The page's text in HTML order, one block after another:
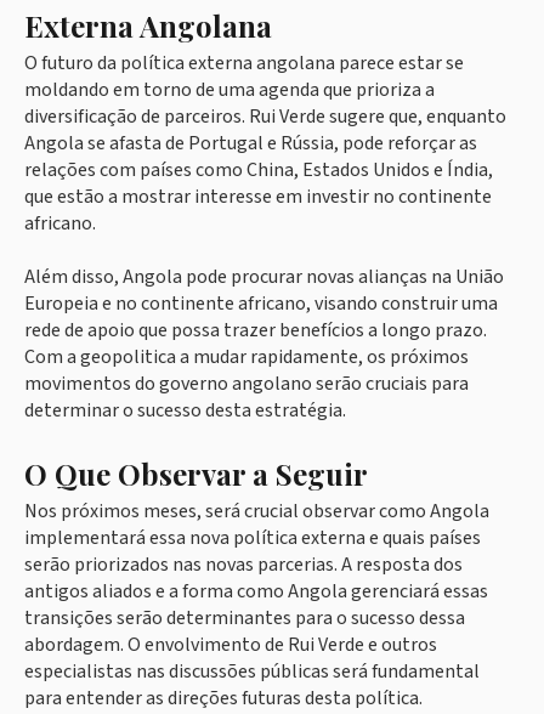
Externa Angolana
O futuro da política externa angolana parece estar se
moldando em torno de uma agenda que prioriza a
diversificação de parceiros. Rui Verde sugere que, enquanto
Angola se afasta de Portugal e Rússia, pode reforçar as
relações com países como China, Estados Unidos e Índia,
que estão a mostrar interesse em investir no continente
africano.
Além disso, Angola pode procurar novas alianças na União
Europeia e no continente africano, visando construir uma
rede de apoio que possa trazer benefícios a longo prazo.
Com a geopolitica a mudar rapidamente, os próximos
movimentos do governo angolano serão cruciais para
determinar o sucesso desta estratégia.
O Que Observar a Seguir
Nos próximos meses, será crucial observar como Angola
implementará essa nova política externa e quais países
serão priorizados nas novas parcerias. A resposta dos
antigos aliados e a forma como Angola gerenciará essas
transições serão determinantes para o sucesso dessa
abordagem. O envolvimento de Rui Verde e outros
especialistas nas discussões públicas será fundamental
para entender as direções futuras desta política.